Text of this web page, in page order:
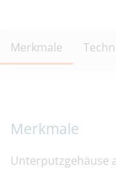
Merkmale
Merkmale
Unterputzgehäuse